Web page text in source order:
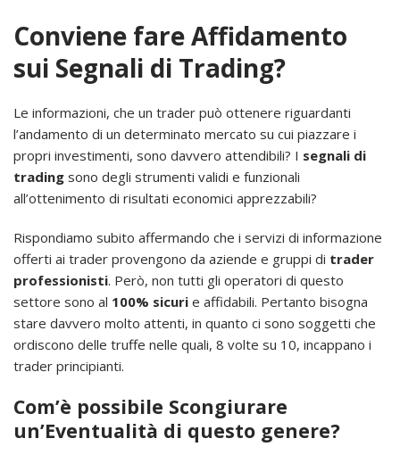
Conviene fare Affidamento
sui Segnali di Trading?
Le informazioni, che un trader può ottenere riguardanti
l’andamento di un determinato mercato su cui piazzare i
propri investimenti, sono davvero attendibili? I segnali di
trading sono degli strumenti validi e funzionali
all’ottenimento di risultati economici apprezzabili?
Rispondiamo subito affermando che i servizi di informazione
offerti ai trader provengono da aziende e gruppi di trader
professionisti. Però, non tutti gli operatori di questo
settore sono al 100% sicuri e affidabili. Pertanto bisogna
stare davvero molto attenti, in quanto ci sono soggetti che
ordiscono delle truffe nelle quali, 8 volte su 10, incappano i
trader principianti.
Com’è possibile Scongiurare
un’Eventualità di questo genere?